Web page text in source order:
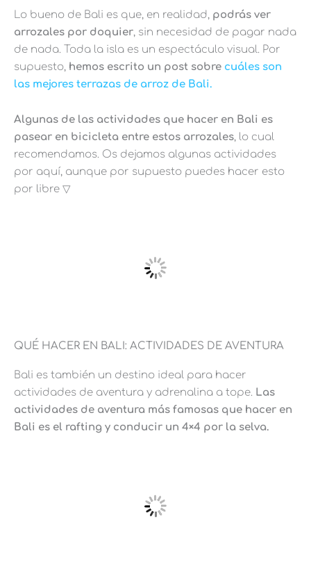
Lo bueno de Bali es que, en realidad, podrás ver
arrozales por doquier, sin necesidad de pagar nada
de nada. Toda la isla es un espectáculo visual. Por
supuesto, hemos escrito un post sobre cuáles son
las mejores terrazas de arroz de Bali.
Algunas de las actividades que hacer en Bali es
pasear en bicicleta entre estos arrozales, lo cual
recomendamos. Os dejamos algunas actividades
por aquí, aunque por supuesto puedes hacer esto
por libre ▽
QUÉ HACER EN BALI: ACTIVIDADES DE AVENTURA
Bali es también un destino ideal para hacer
actividades de aventura y adrenalina a tope. Las
actividades de aventura más famosas que hacer en
Bali es el rafting y conducir un 4×4 por la selva.